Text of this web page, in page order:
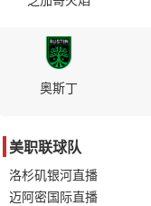
奥斯丁
美职联球队
洛杉矶银河直播
迈阿密国际直播